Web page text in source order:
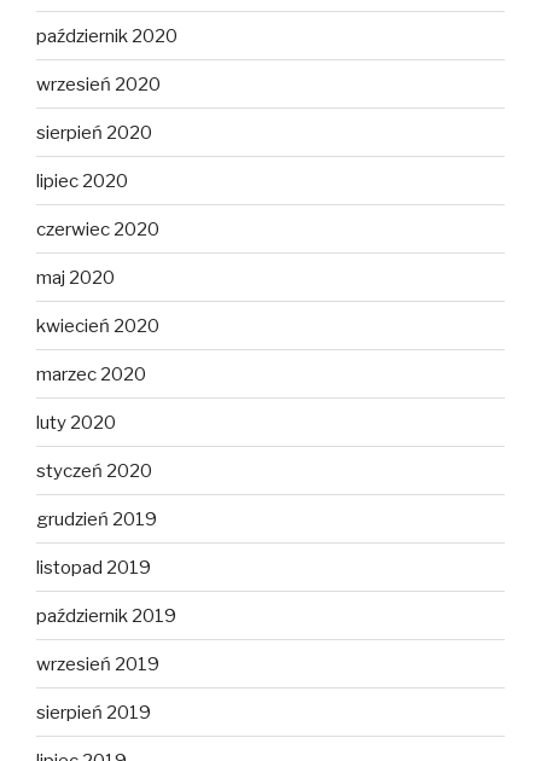
październik 2020
wrzesień 2020
sierpień 2020
lipiec 2020
czerwiec 2020
maj 2020
kwiecień 2020
marzec 2020
luty 2020
styczeń 2020
grudzień 2019
listopad 2019
październik 2019
wrzesień 2019
sierpień 2019